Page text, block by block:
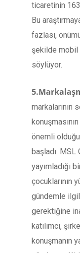
ticaretinin
Bu
fazlası,
şekilde mobil
söylüyor.
markalarının
önemli
başladı. MSL
yayımladığı
çocuklarının
gündemle
gerektiğine
katılımcı,
konuşmanın